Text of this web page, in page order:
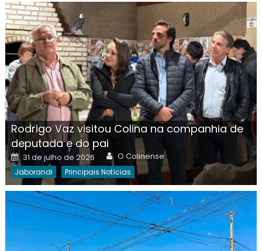
Rodrigo Vaz visitou Colina na companhia de
deputada e do pai
Posted
on
31 de julho de 2026 Author
O Colinense
Jaborandi Principais Notícias